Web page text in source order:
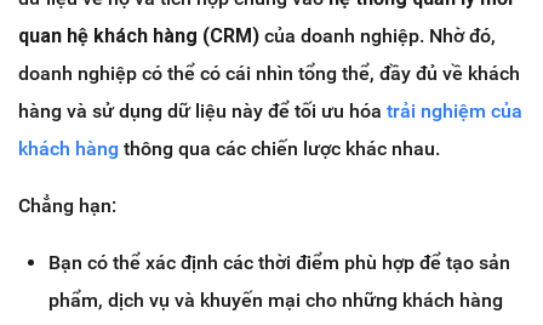
quan hệ khách hàng (CRM) của doanh nghiệp. Nhờ đó,
doanh nghiệp có thể có cái nhìn tổng thể, đầy đủ về khách
hàng và sử dụng dữ liệu này để tối ưu hóa trải nghiệm của
khách hàng thông qua các chiến lược khác nhau.
Chẳng hạn:
Bạn có thể xác định các thời điểm phù hợp để tạo sản
phẩm, dịch vụ và khuyến mại cho những khách hàng